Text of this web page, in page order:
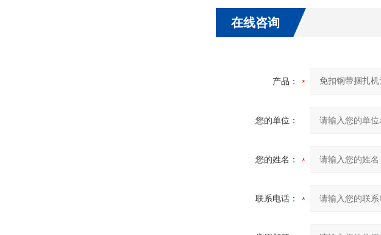
在线咨询
产品：
您的单位：
您的姓名：
联系电话：